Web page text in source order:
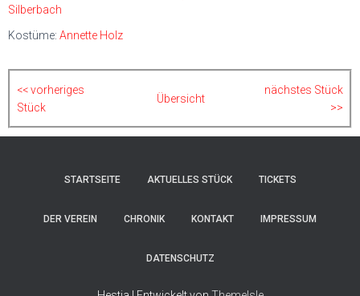
Silberbach
Kostüme: Annette Holz
<< vorheriges
Stück
Übersicht
nächstes Stück
>>
STARTSEITE AKTUELLES STÜCK TICKETS
DER VEREIN CHRONIK KONTAKT IMPRESSUM
DATENSCHUTZ